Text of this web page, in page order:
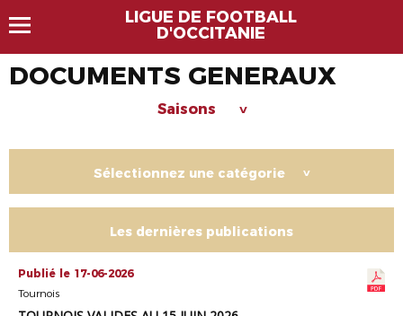
LIGUE DE FOOTBALL
D'OCCITANIE
DOCUMENTS GENERAUX
Saisons >
Sélectionnez une catégorie >
Les dernières publications
Publié le 17-06-2026
Tournois